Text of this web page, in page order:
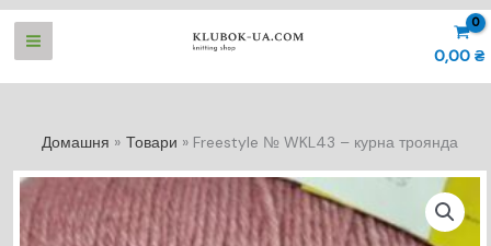
Перейти
0,00 ₴
Домашня Товари Freestyle № WKL43 – курна троянда